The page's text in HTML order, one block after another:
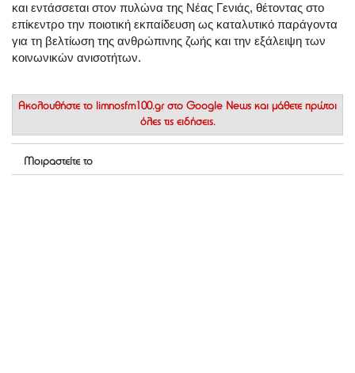
και εντάσσεται στον πυλώνα της Νέας Γενιάς, θέτοντας στο
επίκεντρο την ποιοτική εκπαίδευση ως καταλυτικό παράγοντα
για τη βελτίωση της ανθρώπινης ζωής και την εξάλειψη των
κοινωνικών ανισοτήτων.
Ακολουθήστε το limnosfm100.gr στο Google News και μάθετε πρώτοι
όλες τις ειδήσεις.
Μοιραστείτε το